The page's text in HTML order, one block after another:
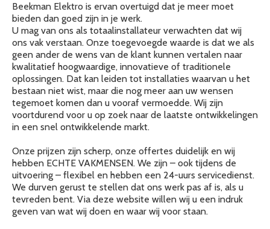
Beekman Elektro is ervan overtuigd dat je meer moet
bieden dan goed zijn in je werk.
U mag van ons als totaalinstallateur verwachten dat wij
ons vak verstaan. Onze toegevoegde waarde is dat we als
geen ander de wens van de klant kunnen vertalen naar
kwalitatief hoogwaardige, innovatieve of traditionele
oplossingen. Dat kan leiden tot installaties waarvan u het
bestaan niet wist, maar die nog meer aan uw wensen
tegemoet komen dan u vooraf vermoedde. Wij zijn
voortdurend voor u op zoek naar de laatste ontwikkelingen
in een snel ontwikkelende markt.
Onze prijzen zijn scherp, onze offertes duidelijk en wij
hebben ECHTE VAKMENSEN. We zijn – ook tijdens de
uitvoering – flexibel en hebben een 24-uurs servicedienst.
We durven gerust te stellen dat ons werk pas af is, als u
tevreden bent. Via deze website willen wij u een indruk
geven van wat wij doen en waar wij voor staan.